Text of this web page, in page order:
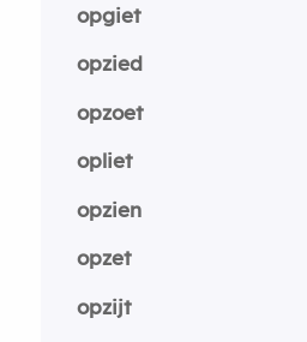
opgiet
opzied
opzoet
opliet
opzien
opzet
opzijt